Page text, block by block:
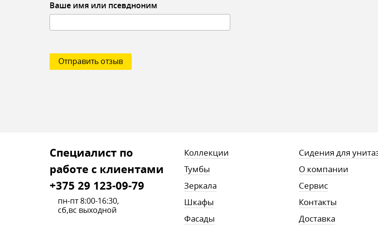
Ваше имя или псевдноним
Отправить отзыв
Cпециалист по
работе с клиентами
+375 29 123-09-79
пн-пт 8:00-16:30,
сб,вс выходной
Коллекции
Тумбы
Зеркала
Шкафы
Фасады
Сидения для
О компании
Сервис
Контакты
Доставка